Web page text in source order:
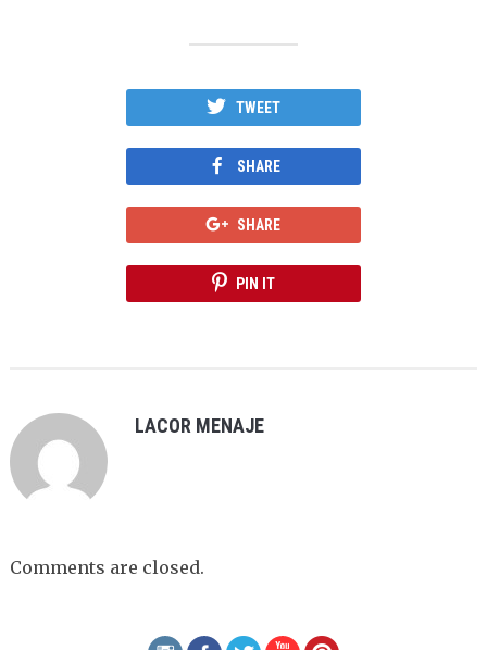
TWEET
SHARE
SHARE
PIN IT
LACOR MENAJE
Comments are closed.